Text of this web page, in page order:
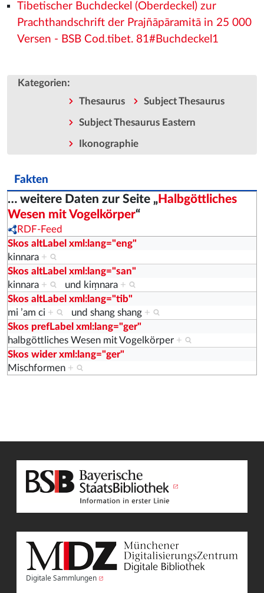
Tibetischer Buchdeckel (Oberdeckel) zur
Prachthandschrift der Prajñāpāramitā in 25 000
Versen - BSB Cod.tibet. 81#Buchdeckel1
Kategorien:
Thesaurus Subject Thesaurus
Subject Thesaurus Eastern
Ikonographie
Fakten
… weitere Daten zur Seite „Halbgöttliches
Wesen mit Vogelkörper“
RDF-Feed
Skos altLabel xml:lang="eng"
kinnara +
Skos altLabel xml:lang="san"
kinnara + und kiṃnara +
Skos altLabel xml:lang="tib"
mi ʼam ci + und shang shang +
Skos prefLabel xml:lang="ger"
halbgöttliches Wesen mit Vogelkörper +
Skos wider xml:lang="ger"
Mischformen +
Digitale Sammlungen